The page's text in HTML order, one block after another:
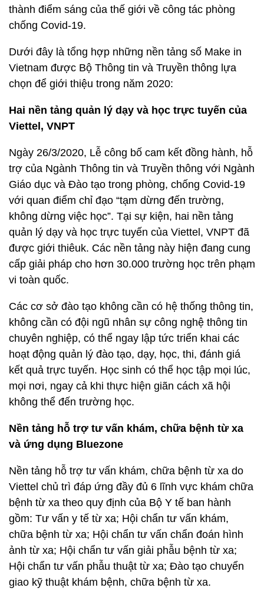
thành điểm sáng của thế giới về công tác phòng
chống Covid-19.
Dưới đây là tổng hợp những nền tảng số Make in
Vietnam được Bộ Thông tin và Truyền thông lựa
chọn để giới thiệu trong năm 2020:
Hai nền tảng quản lý dạy và học trực tuyến của
Viettel, VNPT
Ngày 26/3/2020, Lễ công bố cam kết đồng hành, hỗ
trợ của Ngành Thông tin và Truyền thông với Ngành
Giáo dục và Đào tạo trong phòng, chống Covid-19
với quan điểm chỉ đạo “tạm dừng đến trường,
không dừng việc học”. Tại sự kiện, hai nền tảng
quản lý dạy và học trực tuyến của Viettel, VNPT đã
được giới thiêuk. Các nền tảng này hiện đang cung
cấp giải pháp cho hơn 30.000 trường học trên phạm
vi toàn quốc.
Các cơ sở đào tạo không cần có hệ thống thông tin,
không cần có đội ngũ nhân sự công nghệ thông tin
chuyên nghiệp, có thể ngay lập tức triển khai các
hoạt động quản lý đào tạo, dạy, học, thi, đánh giá
kết quả trực tuyến. Học sinh có thể học tập mọi lúc,
mọi nơi, ngay cả khi thực hiện giãn cách xã hội
không thể đến trường học.
Nền tảng hỗ trợ tư vấn khám, chữa bệnh từ xa
và ứng dụng Bluezone
Nền tảng hỗ trợ tư vấn khám, chữa bệnh từ xa do
Viettel chủ trì đáp ứng đầy đủ 6 lĩnh vực khám chữa
bệnh từ xa theo quy định của Bộ Y tế ban hành
gồm: Tư vấn y tế từ xa; Hội chẩn tư vấn khám,
chữa bệnh từ xa; Hội chẩn tư vấn chẩn đoán hình
ảnh từ xa; Hội chẩn tư vấn giải phẫu bệnh từ xa;
Hội chẩn tư vấn phẫu thuật từ xa; Đào tạo chuyển
giao kỹ thuật khám bệnh, chữa bệnh từ xa.